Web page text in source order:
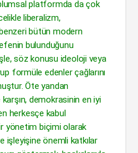
platformda da çok
liberalizm,
bütün modern
bulunduğunu
söz konusu ideoloji veya
formüle edenler çağlarını
Öte yandan
demokrasinin en iyi
herkesçe kabul
yönetim biçimi olarak
işleyişine önemli katkılar